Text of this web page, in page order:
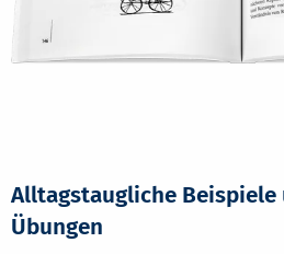
Alltagstaugliche
Übungen